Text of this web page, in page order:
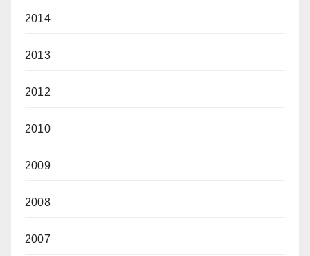
2014
2013
2012
2010
2009
2008
2007